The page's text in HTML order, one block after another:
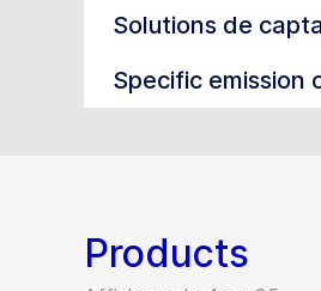
Solutions de
Specific emission
Products